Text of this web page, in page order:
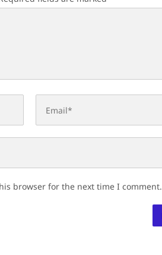
browser for the next time I comment.